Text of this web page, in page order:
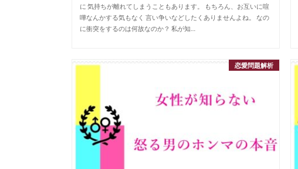
に 気持ちが離れてしまうこともあります。 もちろん、お互いに喧
嘩なんかする気もなく 言い争いなどしたくありませんよね。 なの
に衝突をするのは何故なのか？ 私が知…
恋愛問題解析